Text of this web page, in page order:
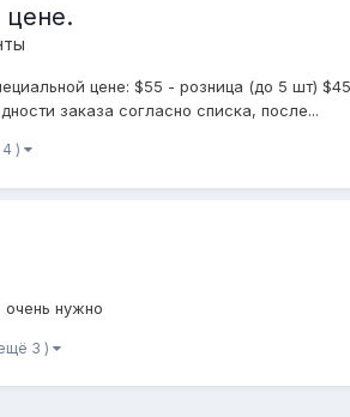
цене.
цене: $55 - розница (до 5 шт)
заказа согласно списка, после...
)
нужно
3 )